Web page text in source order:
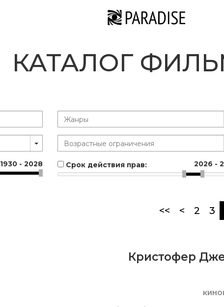
КАТАЛОГ
1930 -2028 Срок действия прав: 2026 -
<<
< 2 3
Кристофер